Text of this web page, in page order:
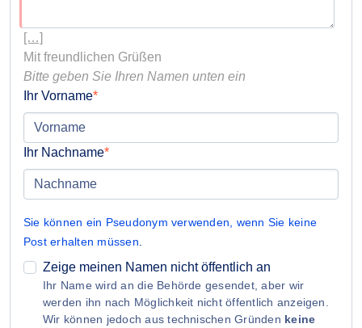
[…]
Bitte geben Sie Ihren Namen unten ein
Ihr Vorname
Ihr Nachname
Sie können ein Pseudonym verwenden, wenn Sie keine
Post erhalten müssen
Zeige meinen Namen nicht öffentlich an
Ihr Name wird an die Behörde gesendet, aber wir
werden ihn nach Möglichkeit nicht öffentlich anzeigen.
Wir können jedoch aus technischen Gründen keine